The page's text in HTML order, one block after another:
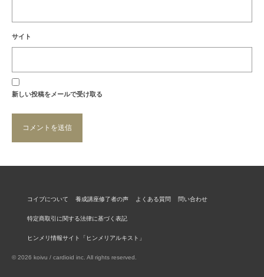
サイト
新しい投稿をメールで受け取る
コイブについて 養成講座修了者の声 よくある質問 問い合わせ
特定商取引に関する法律に基づく表記
ヒンメリ情報サイト「ヒンメリアルキスト」
© 2026 koivu / cardioid inc. All rights reserved.